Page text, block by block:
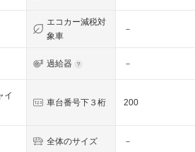
エコカー減税対
象車
－
過給器 －
イ
車台番号下３桁 200
全体のサイズ －